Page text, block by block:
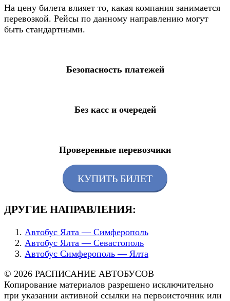
На цену билета влияет то, какая компания занимается
перевозкой. Рейсы по данному направлению могут
быть стандартными.
Безопасность платежей
Без касс и очередей
Проверенные перевозчики
КУПИТЬ БИЛЕТ
ДРУГИЕ НАПРАВЛЕНИЯ:
Автобус Ялта — Симферополь
Автобус Ялта — Севастополь
Автобус Симферополь — Ялта
© 2026 РАСПИСАНИЕ АВТОБУСОВ
Копирование материалов разрешено исключительно
при указании активной ссылки на первоисточник или